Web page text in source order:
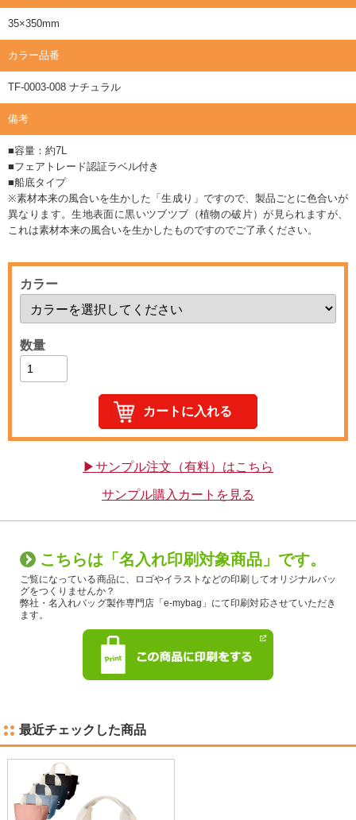
35×350mm
カラー品番
TF-0003-008 ナチュラル
備考
■容量：約7L
■フェアトレード認証ラベル付き
■船底タイプ
※素材本来の風合いを生かした「生成り」ですので、製品ごとに色合いが
異なります。生地表面に黒いツブツブ（植物の破片）が見られますが、
これは素材本来の風合いを生かしたものですのでご了承ください。
カラー
数量
▶サンプル注文（有料）はこちら
サンプル購入カートを見る
こちらは「名入れ印刷対象商品」です。
ご覧になっている商品に、ロゴやイラストなどの印刷してオリジナルバッ
グをつくりませんか？
弊社・名入れバッグ製作専門店「e-mybag」にて印刷対応させていただき
ます。
最近チェックした商品